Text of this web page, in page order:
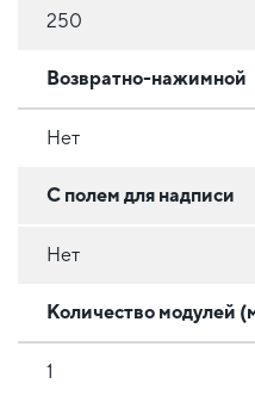
250
Возвратно-нажимной
Нет
С полем для надписи
Нет
Количество модулей
1